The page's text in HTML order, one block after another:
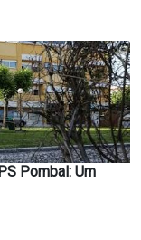
Pombal: Um